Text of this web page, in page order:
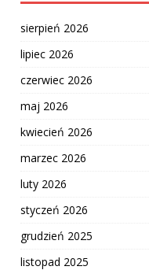
sierpień 2026
lipiec 2026
czerwiec 2026
maj 2026
kwiecień 2026
marzec 2026
luty 2026
styczeń 2026
grudzień 2025
listopad 2025